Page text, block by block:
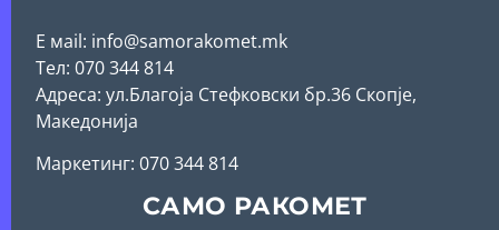
Е мail: info@samorakomet.mk
Тел: 070 344 814
Адреса: ул.Благоја Стефковски бр.36 Скопје,
Македонија
Mаркетинг: 070 344 814
САМО РАКОМЕТ